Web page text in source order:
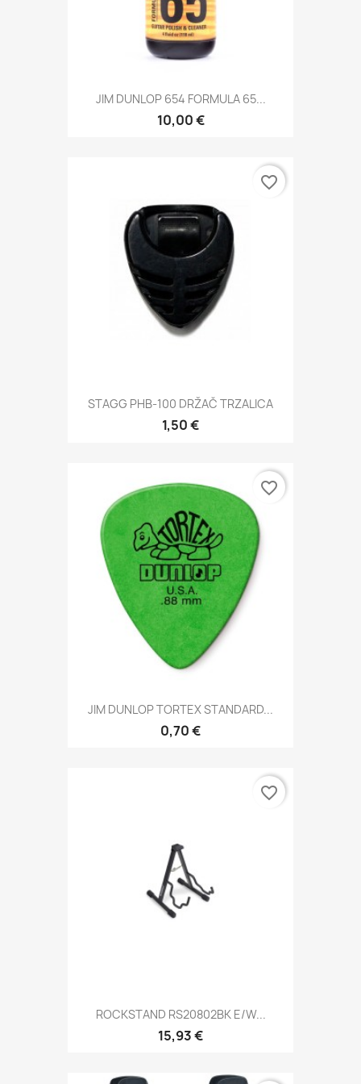
JIM DUNLOP 654 FORMULA 65...
10,00 €
STAGG PHB-100 DRŽAČ TRZALICA
1,50 €
favorite_border
JIM DUNLOP TORTEX STANDARD...
0,70 €
favorite_border
ROCKSTAND RS20802BK E/W...
15,93 €
favorite_border